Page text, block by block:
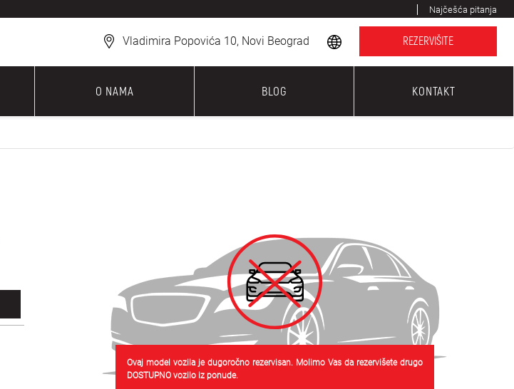
Najčešća pitanja
Vladimira Popovića 10, Novi Beograd REZERVIŠITE
O NAMA BLOG KONTAKT
Ovaj model vozila je dugoročno rezervisan. Molimo Vas da rezervišete drugo
DOSTUPNO vozilo iz ponude.